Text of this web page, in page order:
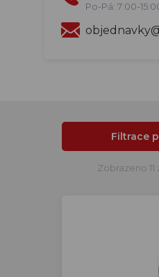
Po-Pá: 7:00-
Filtrace
Zobrazeno 11